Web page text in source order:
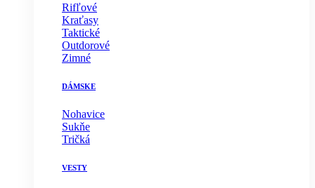
Rifľové
Kraťasy
Taktické
Outdorové
Zimné
DÁMSKE
Nohavice
Sukňe
Tričká
VESTY